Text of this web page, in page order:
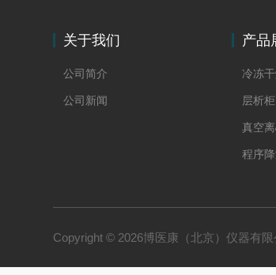
关于我们
公司简介
公司新闻
产品
冷冻
层析柜
真空
程序
Copyright © 2026博医康（北京）仪器有